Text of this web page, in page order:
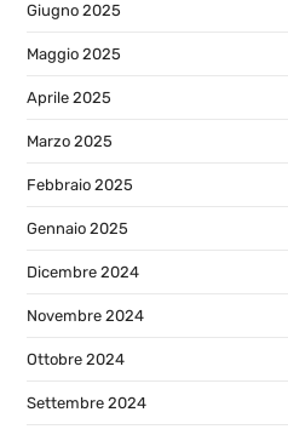
Giugno 2025
Maggio 2025
Aprile 2025
Marzo 2025
Febbraio 2025
Gennaio 2025
Dicembre 2024
Novembre 2024
Ottobre 2024
Settembre 2024